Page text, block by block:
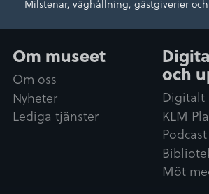
Milstenar, väghållning, gästgiverier
Om museet
Om oss
Nyheter
Lediga tjänster
och
Digitalt
KLM
Podcast
Möt